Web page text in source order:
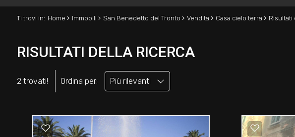
Ti trovi in: Home › Immobili › San Benedetto del Tronto › Vendita › Casa cielo terra › Risultati
RISULTATI DELLA RICERCA
2 trovati! Ordina per: Più rilevanti